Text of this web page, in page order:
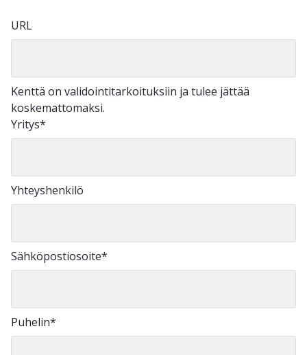
URL
Kenttä on validointitarkoituksiin ja tulee jättää
koskemattomaksi.
Yritys*
Yhteyshenkilö
Sähköpostiosoite*
Puhelin*